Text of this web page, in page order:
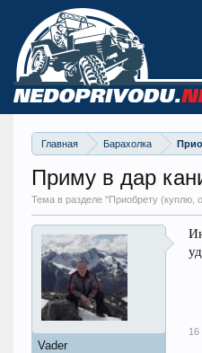
Главная Барахолка
Приму в дар
Тема в разделе "Приобрету (куплю,
Vader
16